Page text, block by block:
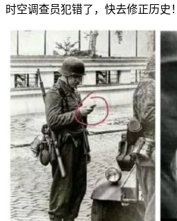
时空调查员犯错了，快去修正历史！